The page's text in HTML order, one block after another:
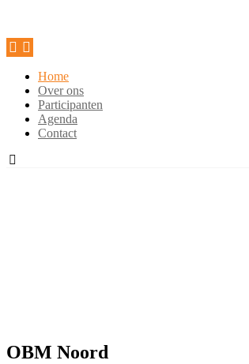
Home
Over ons
Participanten
Agenda
Contact
OBM Noord